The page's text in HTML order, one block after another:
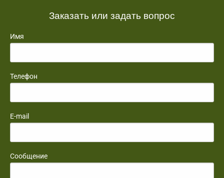
Заказать или задать вопрос
Имя
Телефон
E-mail
Сообщение